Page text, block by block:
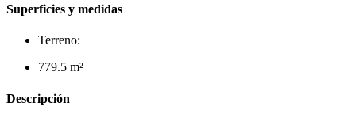
Superficies y medidas
Terreno:
779.5 m²
Descripción